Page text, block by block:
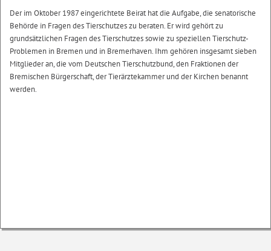
Der im Oktober 1987 eingerichtete Beirat hat die Aufgabe, die senatorische
Behörde in Fragen des Tierschutzes zu beraten. Er wird gehört zu
grundsätzlichen Fragen des Tierschutzes sowie zu speziellen Tierschutz-
Problemen in Bremen und in Bremerhaven. Ihm gehören insgesamt sieben
Mitglieder an, die vom Deutschen Tierschutzbund, den Fraktionen der
Bremischen Bürgerschaft, der Tierärztekammer und der Kirchen benannt
werden.